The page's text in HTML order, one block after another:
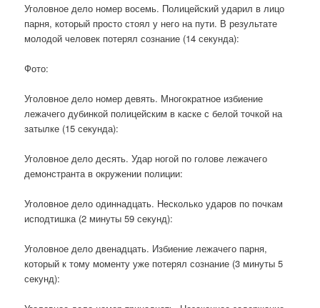
Уголовное дело номер восемь. Полицейский ударил в лицо
парня, который просто стоял у него на пути. В результате
молодой человек потерял сознание (14 секунда):
Фото:
Уголовное дело номер девять. Многократное избиение
лежачего дубинкой полицейским в каске с белой точкой на
затылке (15 секунда):
Уголовное дело десять. Удар ногой по голове лежачего
демонстранта в окружении полиции:
Уголовное дело одиннадцать. Несколько ударов по почкам
исподтишка (2 минуты 59 секунд):
Уголовное дело двенадцать. Избиение лежачего парня,
который к тому моменту уже потерял сознание (3 минуты 5
секунд):